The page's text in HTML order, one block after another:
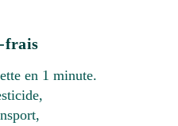
frais
en 1 minute.